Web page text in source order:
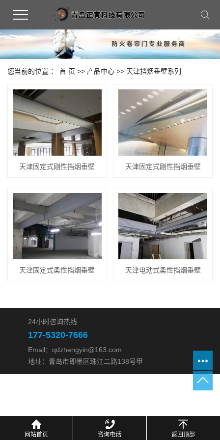
您当前的位置 ： 首 页 >> 产品中心 >> 天津挡烟垂壁系列
天津固定式刚性挡烟垂壁 天津固定式刚性挡烟垂壁
天津固定式柔性挡烟垂壁 天津电动式柔性挡烟垂壁
24小时咨询热线
177-5320-7666
Email：qdzhengyin@163.com
地址：青岛市即墨区珠江二路138号甲
网站首页 咨询电话 返回顶部